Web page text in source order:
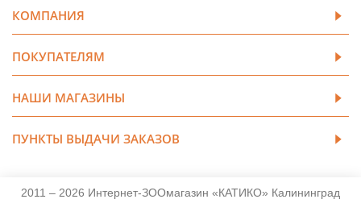
КОМПАНИЯ
ПОКУПАТЕЛЯМ
НАШИ МАГАЗИНЫ
ПУНКТЫ ВЫДАЧИ ЗАКАЗОВ
2011 – 2026 Интернет-ЗООмагазин «КАТИКО» Калининград